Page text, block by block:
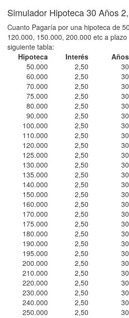
Simulador Hipoteca 30 Años
Cuanto Pagaría por una hipoteca de
120.000, 150.000, 200.000 etc a
siguiente tabla:
Hipoteca
Interés Años
50.000
2,50 30
60.000
2,50 30
70.000
2,50 30
75.000
2,50 30
80.000
2,50 30
90.000
2,50 30
100.000
2,50 30
110.000
2,50 30
120.000
2,50 30
125.000
2,50 30
130.000
2,50 30
135.000
2,50 30
140.000
2,50 30
150.000
2,50 30
160.000
2,50 30
170.000
2,50 30
175.000
2,50 30
180.000
2,50 30
190.000
2,50 30
195.000
2,50 30
200.000
2,50 30
210.000
2,50 30
220.000
2,50 30
230.000
2,50 30
240.000
2,50 30
250.000
2,50 30